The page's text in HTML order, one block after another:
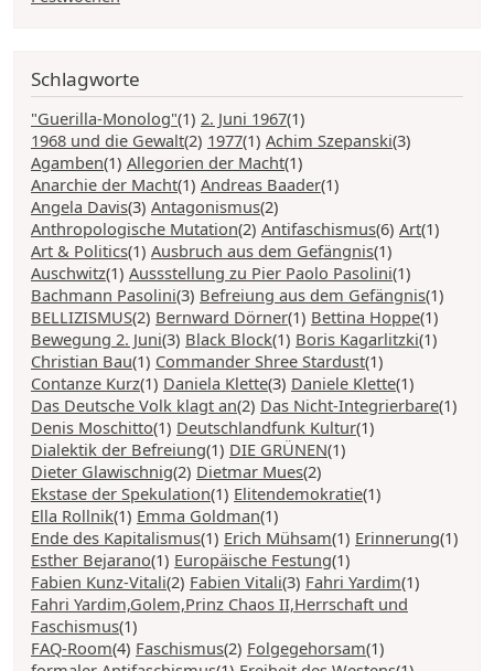
Schlagworte
"Guerilla-Monolog"(1) 2. Juni 1967(1)
1968 und die Gewalt(2) 1977(1) Achim Szepanski(3)
Agamben(1) Allegorien der Macht(1)
Anarchie der Macht(1) Andreas Baader(1)
Angela Davis(3) Antagonismus(2)
Anthropologische Mutation(2) Antifaschismus(6) Art(1)
Art & Politics(1) Ausbruch aus dem Gefängnis(1)
Auschwitz(1) Aussstellung zu Pier Paolo Pasolini(1)
Bachmann Pasolini(3) Befreiung aus dem Gefängnis(1)
BELLIZISMUS(2) Bernward Dörner(1) Bettina Hoppe(1)
Bewegung 2. Juni(3) Black Block(1) Boris Kagarlitzki(1)
Christian Bau(1) Commander Shree Stardust(1)
Contanze Kurz(1) Daniela Klette(3) Daniele Klette(1)
Das Deutsche Volk klagt an(2) Das Nicht-Integrierbare(1)
Denis Moschitto(1) Deutschlandfunk Kultur(1)
Dialektik der Befreiung(1) DIE GRÜNEN(1)
Dieter Glawischnig(2) Dietmar Mues(2)
Ekstase der Spekulation(1) Elitendemokratie(1)
Ella Rollnik(1) Emma Goldman(1)
Ende des Kapitalismus(1) Erich Mühsam(1) Erinnerung(1)
Esther Bejarano(1) Europäische Festung(1)
Fabien Kunz-Vitali(2) Fabien Vitali(3) Fahri Yardim(1)
Fahri Yardim,Golem,Prinz Chaos II,Herrschaft und
Faschismus(1)
FAQ-Room(4) Faschismus(2) Folgegehorsam(1)